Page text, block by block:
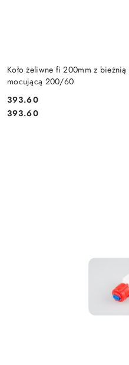
Koło żeliwne fi 200mm z
mocującą 200/60
Cena:
393.60
Cena:
393.60